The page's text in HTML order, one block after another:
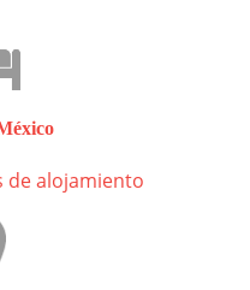
de alojamiento